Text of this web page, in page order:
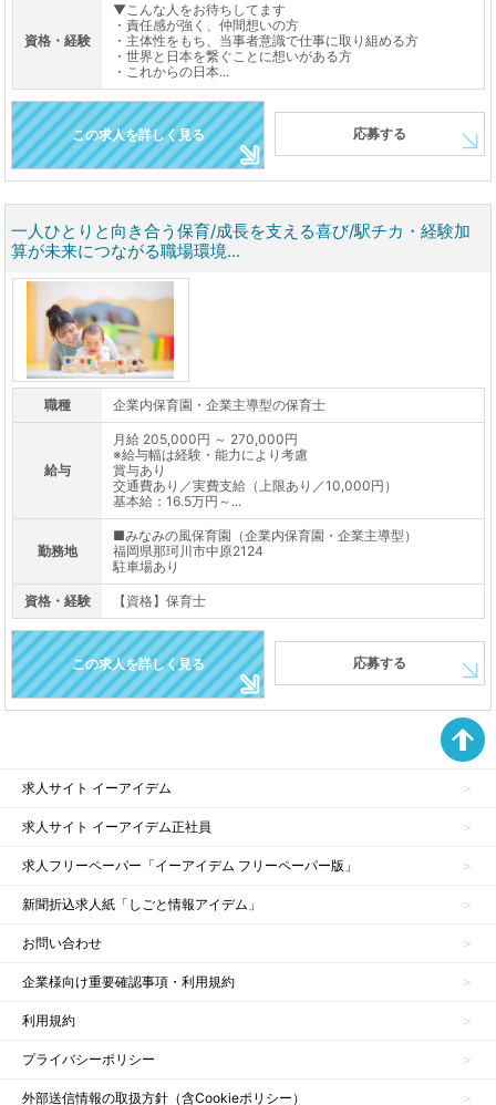
資格・経験
▼こんな人をお待ちしてます
・責任感が強く、仲間想いの方
・主体性をもち、当事者意識で仕事に取り組める方
・世界と日本を繋ぐことに想いがある方
・これからの日本...
この求人を詳しく見る 応募する
一人ひとりと向き合う保育/成長を支える喜び/駅チカ・経験加
算が未来につながる職場環境...
職種 企業内保育園・企業主導型の保育士
給与
月給 205,000円 ～ 270,000円
※給与幅は経験・能力により考慮
賞与あり
交通費あり／実費支給（上限あり／10,000円）
基本給：16.5万円～...
勤務地
■みなみの風保育園（企業内保育園・企業主導型）
福岡県那珂川市中原2124
駐車場あり
資格・経験 【資格】保育士
この求人を詳しく見る 応募する
求人サイト イーアイデム
求人サイト イーアイデム正社員
求人フリーペーパー「イーアイデム フリーペーパー版」
新聞折込求人紙「しごと情報アイデム」
お問い合わせ
企業様向け重要確認事項・利用規約
利用規約
プライバシーポリシー
外部送信情報の取扱方針（含Cookieポリシー）